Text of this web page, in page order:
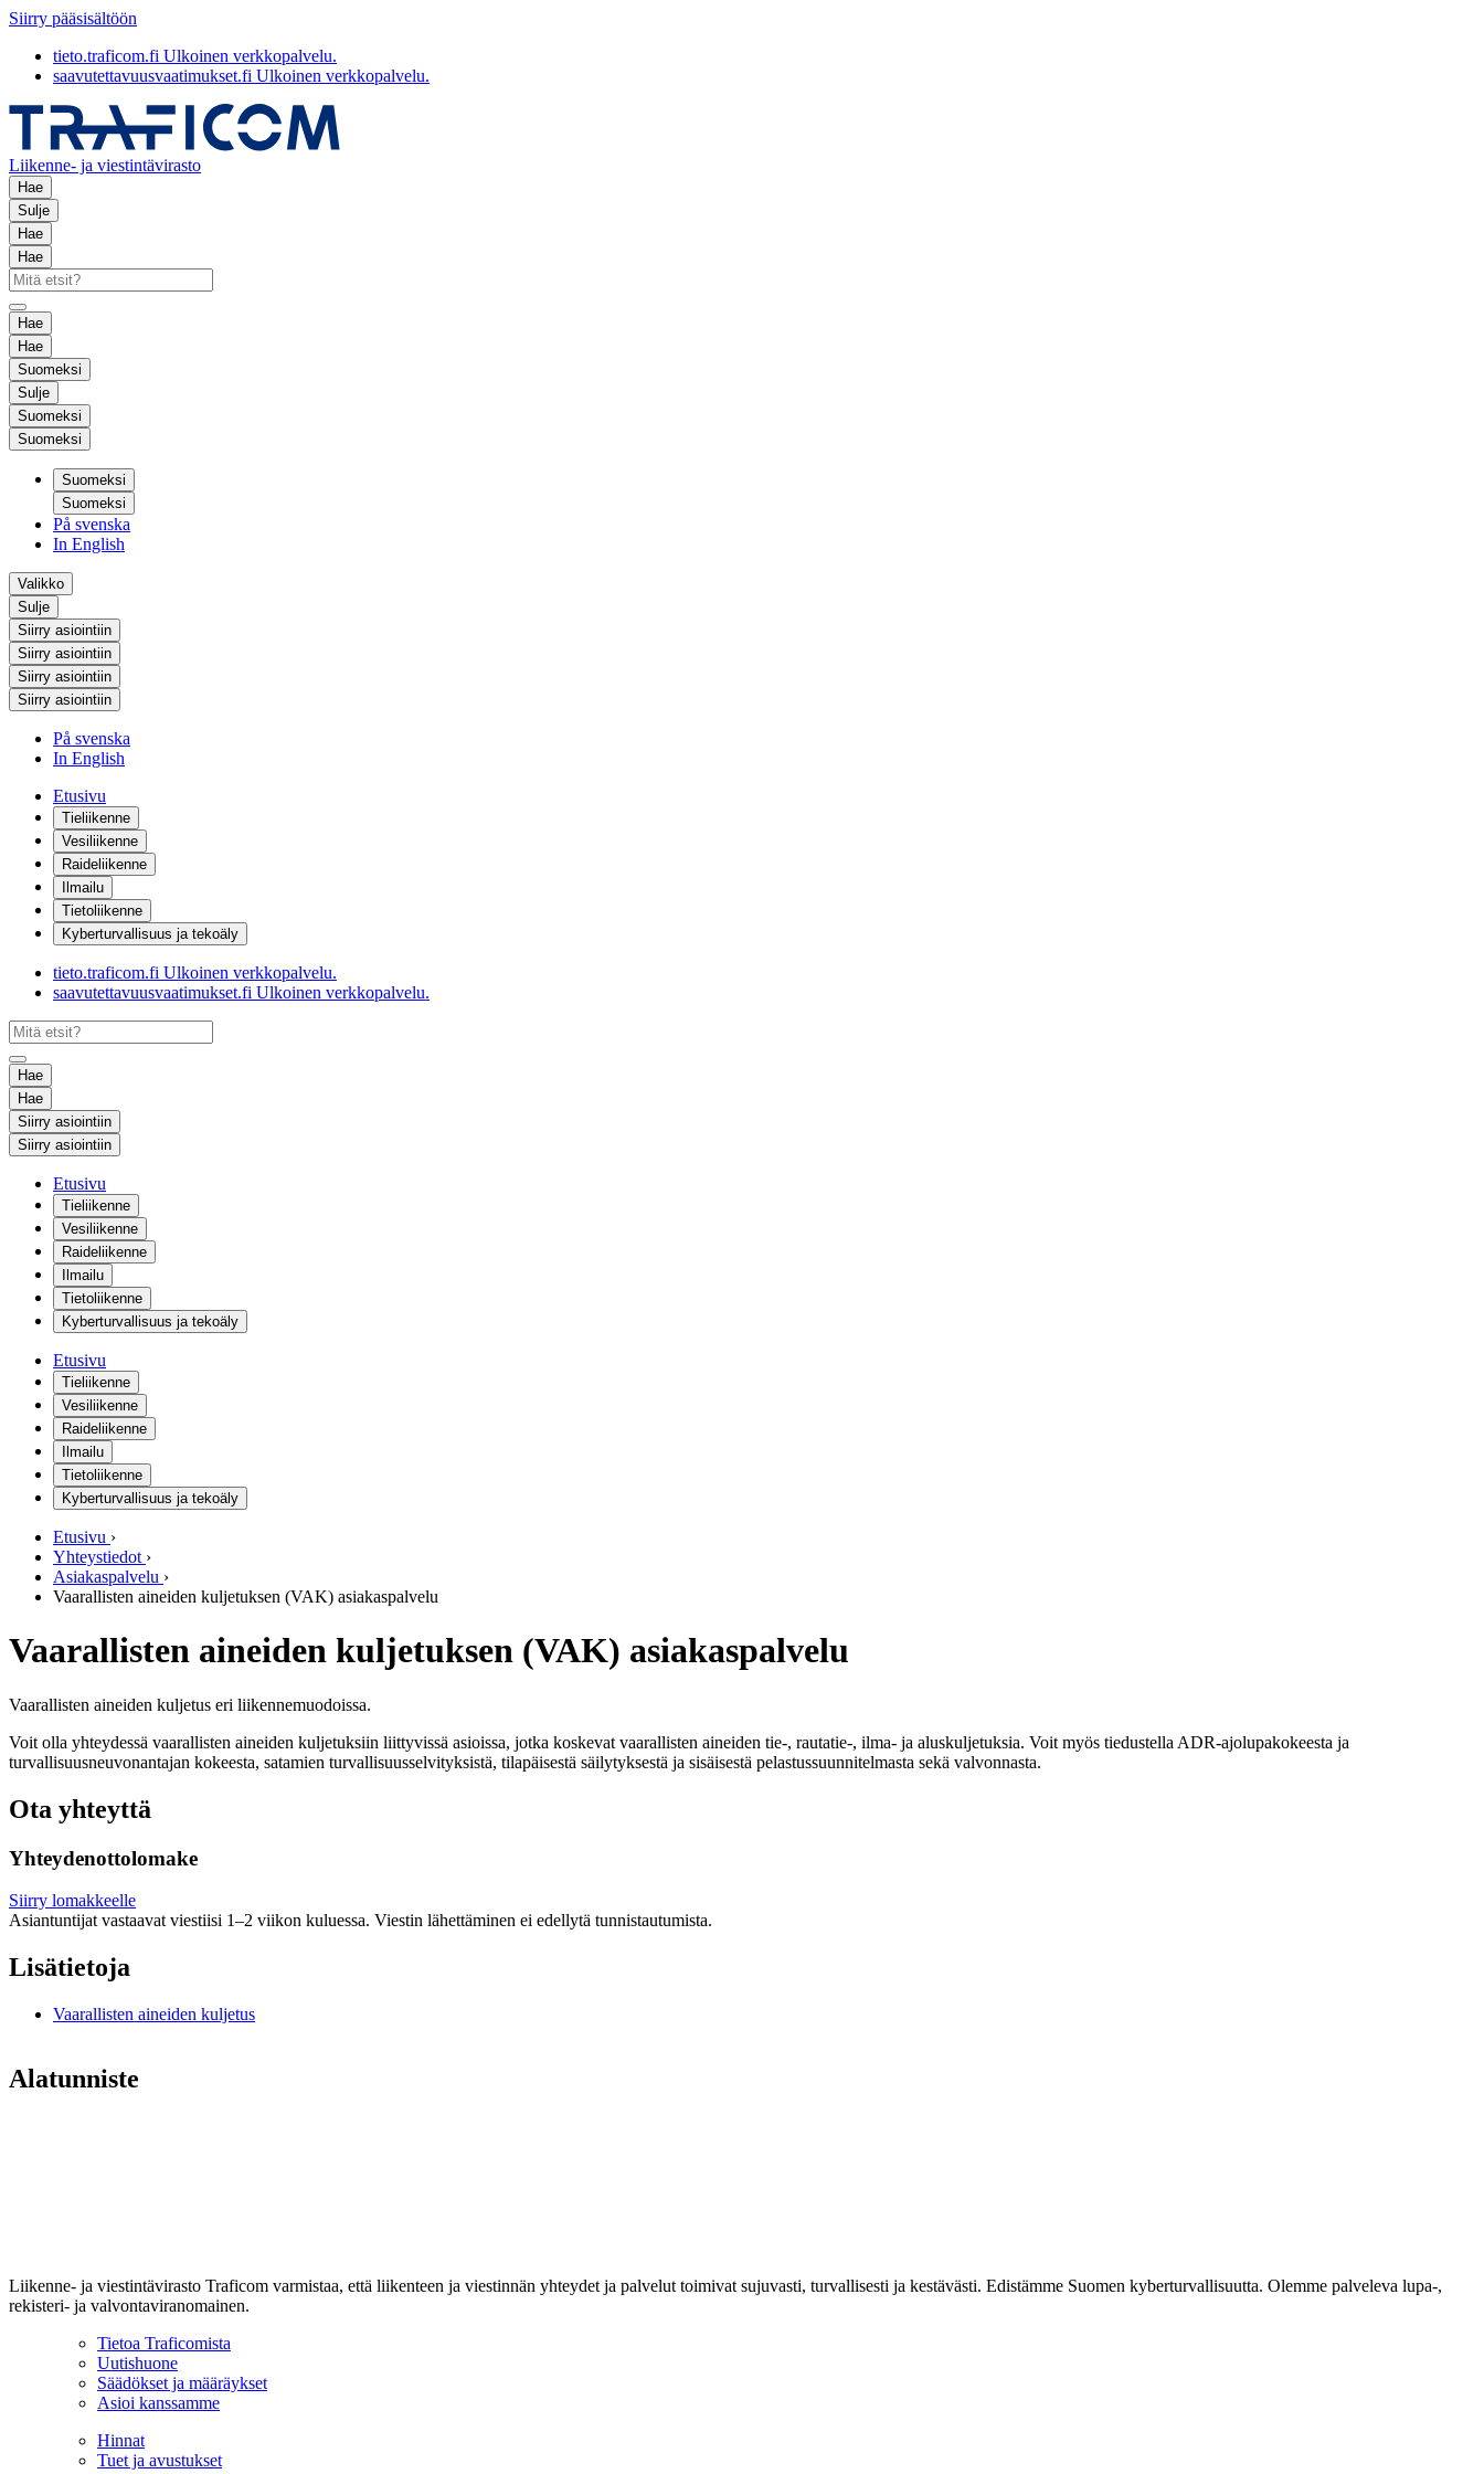
Siirry pääsisältöön
tieto.traficom.fi Ulkoinen verkkopalvelu.
saavutettavuusvaatimukset.fi Ulkoinen verkkopalvelu.
Liikenne- ja viestintävirasto
Hae
Sulje
Hae
Hae
Hae
Hae
Suomeksi
Sulje
Suomeksi
Suomeksi
Suomeksi
Suomeksi
På svenska
In English
Valikko
Sulje
Siirry asiointiin
Siirry asiointiin
Siirry asiointiin
Siirry asiointiin
På svenska
In English
Etusivu
Tieliikenne
Vesiliikenne
Raideliikenne
Ilmailu
Tietoliikenne
Kyberturvallisuus ja tekoäly
tieto.traficom.fi Ulkoinen verkkopalvelu.
saavutettavuusvaatimukset.fi Ulkoinen verkkopalvelu.
Hae
Hae
Siirry asiointiin
Siirry asiointiin
Etusivu
Tieliikenne
Vesiliikenne
Raideliikenne
Ilmailu
Tietoliikenne
Kyberturvallisuus ja tekoäly
Etusivu
Tieliikenne
Vesiliikenne
Raideliikenne
Ilmailu
Tietoliikenne
Kyberturvallisuus ja tekoäly
Etusivu ›
Yhteystiedot ›
Asiakaspalvelu ›
Vaarallisten aineiden kuljetuksen (VAK) asiakaspalvelu
Vaarallisten aineiden kuljetuksen (VAK) asiakaspalvelu
Vaarallisten aineiden kuljetus eri liikennemuodoissa.
Voit olla yhteydessä vaarallisten aineiden kuljetuksiin liittyvissä asioissa, jotka koskevat vaarallisten aineiden tie-, rautatie-, ilma- ja aluskuljetuksia. Voit myös tiedustella ADR-ajolupakokeesta ja
turvallisuusneuvonantajan kokeesta, satamien turvallisuusselvityksistä, tilapäisestä säilytyksestä ja sisäisestä pelastussuunnitelmasta sekä valvonnasta.
Ota yhteyttä
Yhteydenottolomake
Siirry lomakkeelle
Asiantuntijat vastaavat viestiisi 1–2 viikon kuluessa. Viestin lähettäminen ei edellytä tunnistautumista.
Lisätietoja
Vaarallisten aineiden kuljetus
Alatunniste
Liikenne- ja viestintävirasto Traficom varmistaa, että liikenteen ja viestinnän yhteydet ja palvelut toimivat sujuvasti, turvallisesti ja kestävästi. Edistämme Suomen kyberturvallisuutta. Olemme palveleva lupa-,
rekisteri- ja valvontaviranomainen.
Tietoa Traficomista
Uutishuone
Säädökset ja määräykset
Asioi kanssamme
Hinnat
Tuet ja avustukset